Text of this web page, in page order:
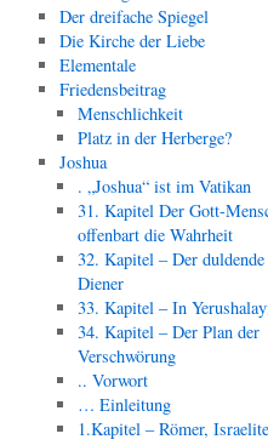
Der dreifache Spiegel
Die Kirche der Liebe
Elementale
Friedensbeitrag
Menschlichkeit
Platz in der Herberge?
Joshua
. „Joshua“ ist im Vatikan
31. Kapitel Der Gott-
offenbart die Wahrheit
32. Kapitel – Der duldende
Diener
33. Kapitel – In
34. Kapitel – Der Plan der
Verschwörung
.. Vorwort
… Einleitung
1.Kapitel – Römer,